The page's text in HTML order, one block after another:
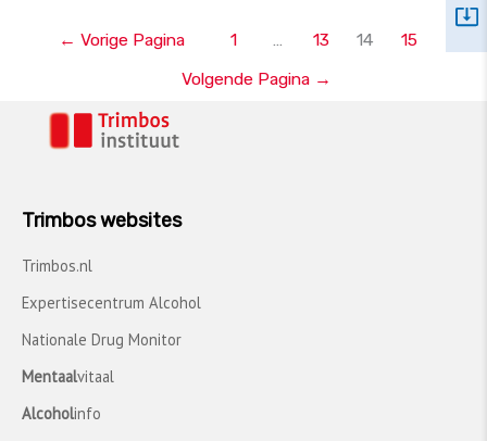
← Vorige Pagina 1 … 13 14
15
Volgende Pagina →
Trimbos websites
Trimbos.nl
Expertisecentrum Alcohol
Nationale Drug Monitor
Mentaalvitaal
Alcoholinfo